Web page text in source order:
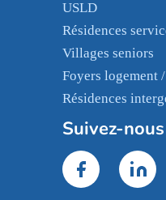
USLD
Résidences
Villages seniors
Foyers logement
Résidences
Suivez-nous